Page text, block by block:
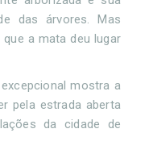
das árvores. Mas
a mata deu lugar
mostra a
pela estrada aberta
da cidade de